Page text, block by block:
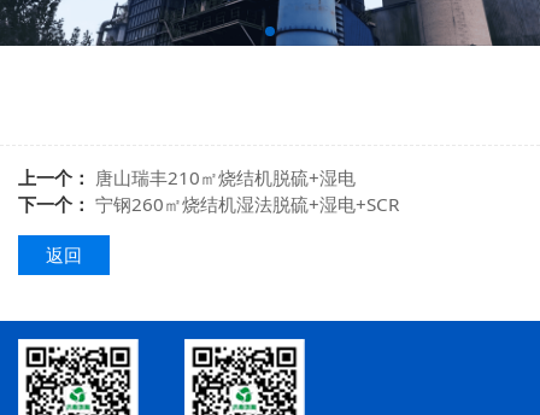
上一个： 唐山瑞丰210㎡烧结机脱硫+湿电
下一个：宁钢260㎡烧结机湿法脱硫+湿电+SCR
返回